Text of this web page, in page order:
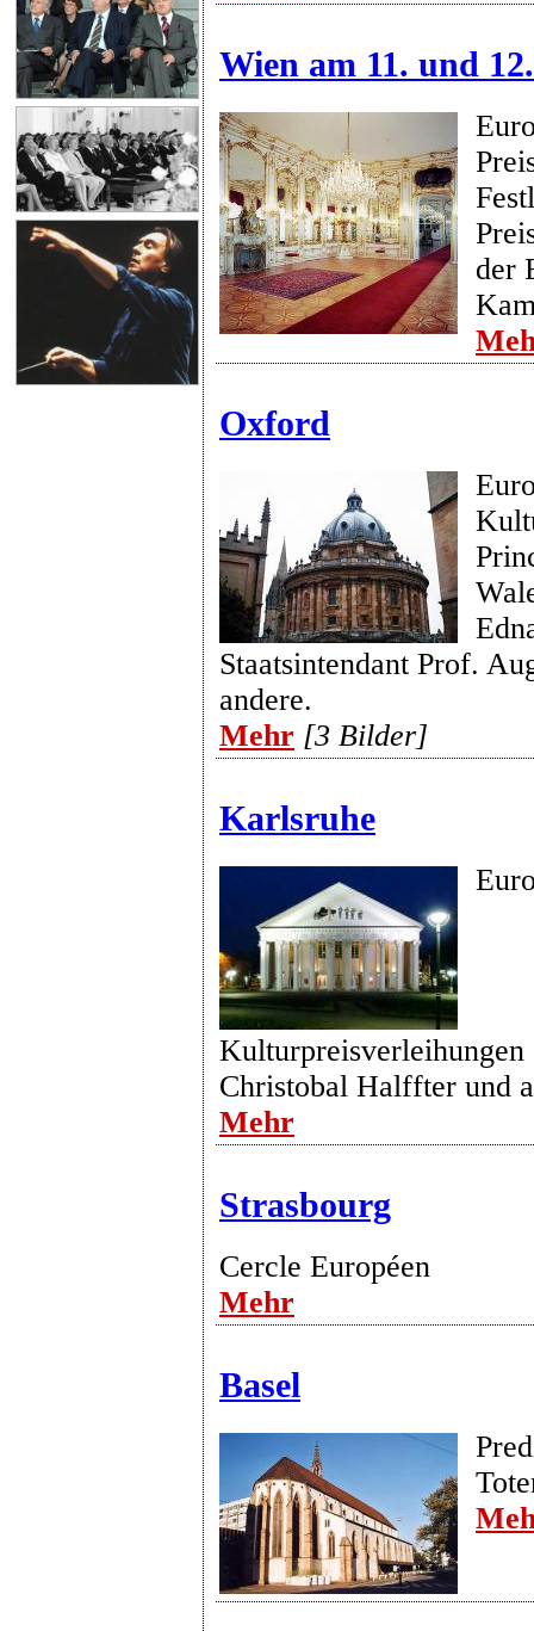
Wien am 11. und
der
Oxford
Staatsintendant Prof.
andere.
Mehr [3 Bilder]
Karlsruhe
Christobal Halffter und
Mehr
Strasbourg
Cercle Européen
Mehr
Basel